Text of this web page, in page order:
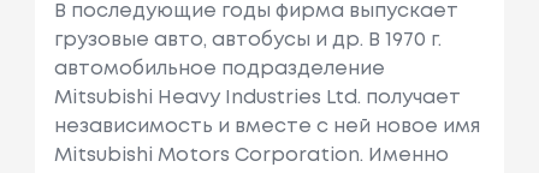
В последующие годы фирма выпускает
грузовые авто, автобусы и др. В 1970 г.
автомобильное подразделение
Mitsubishi Heavy Industries Ltd. получает
независимость и вместе с ней новое имя
Mitsubishi Motors Corporation. Именно